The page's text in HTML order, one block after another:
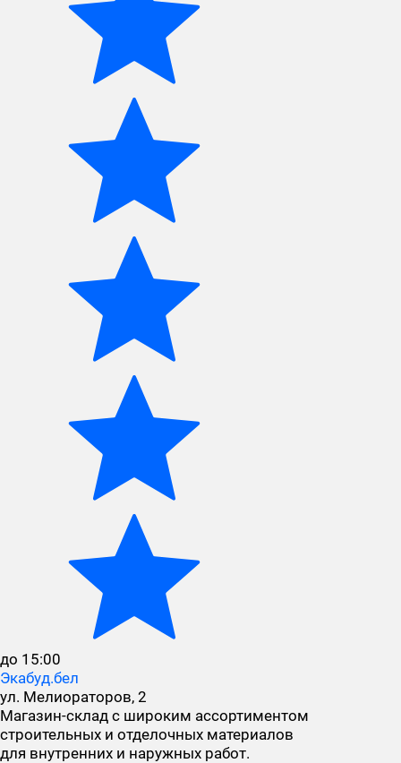
до 15:00
Экабуд.бел
ул. Мелиораторов, 2
Магазин-склад с широким ассортиментом
строительных и отделочных материалов
для внутренних и наружных работ.